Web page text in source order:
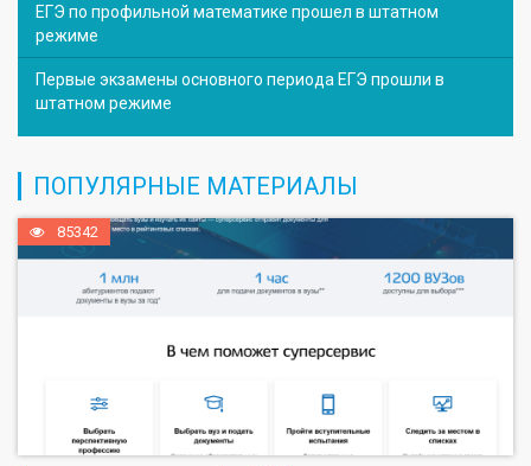
ЕГЭ по профильной математике прошел в штатном
режиме
Первые экзамены основного периода ЕГЭ прошли в
штатном режиме
ПОПУЛЯРНЫЕ МАТЕРИАЛЫ
85342